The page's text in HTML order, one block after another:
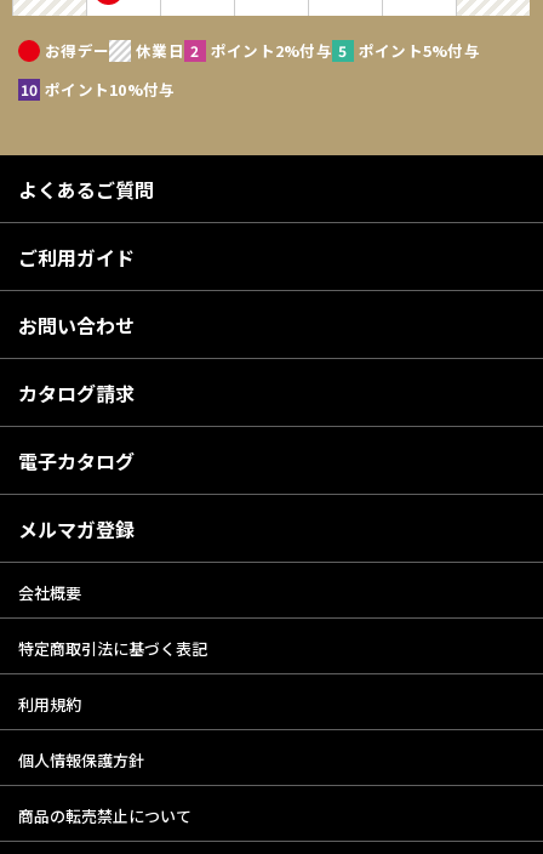
お得デー 休業日 ポイント2%付与
ポイント5%付与
ポイント10%付与
よくあるご質問
ご利用ガイド
お問い合わせ
カタログ請求
電子カタログ
メルマガ登録
会社概要
特定商取引法に基づく表記
利用規約
個人情報保護方針
商品の転売禁止について